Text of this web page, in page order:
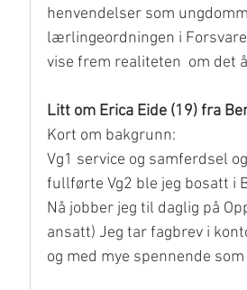
henvendelser som
lærlingeordningen i
vise frem realiteten  om
Litt om Erica Eide (19) fra
Kort om bakgrunn:
Vg1 service og samferdsel
fullførte Vg2 ble jeg bosatt i
Nå jobber jeg til daglig på
ansatt) Jeg tar fagbrev i
og med mye spennende